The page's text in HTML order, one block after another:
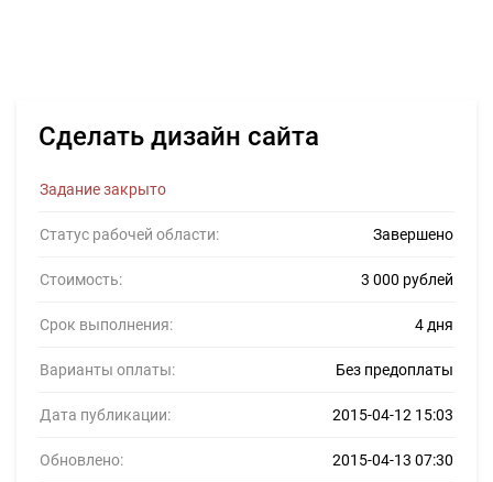
Сделать дизайн сайта
Задание закрыто
Статус рабочей области: Завершено
Стоимость: 3 000 рублей
Срок выполнения: 4 дня
Варианты оплаты: Без предоплаты
Дата публикации: 2015-04-12 15:03
Обновлено: 2015-04-13 07:30